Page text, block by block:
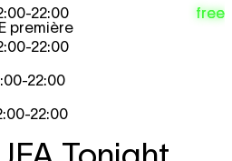
-22:00
première
-22:00
-22:00
-22:00
free